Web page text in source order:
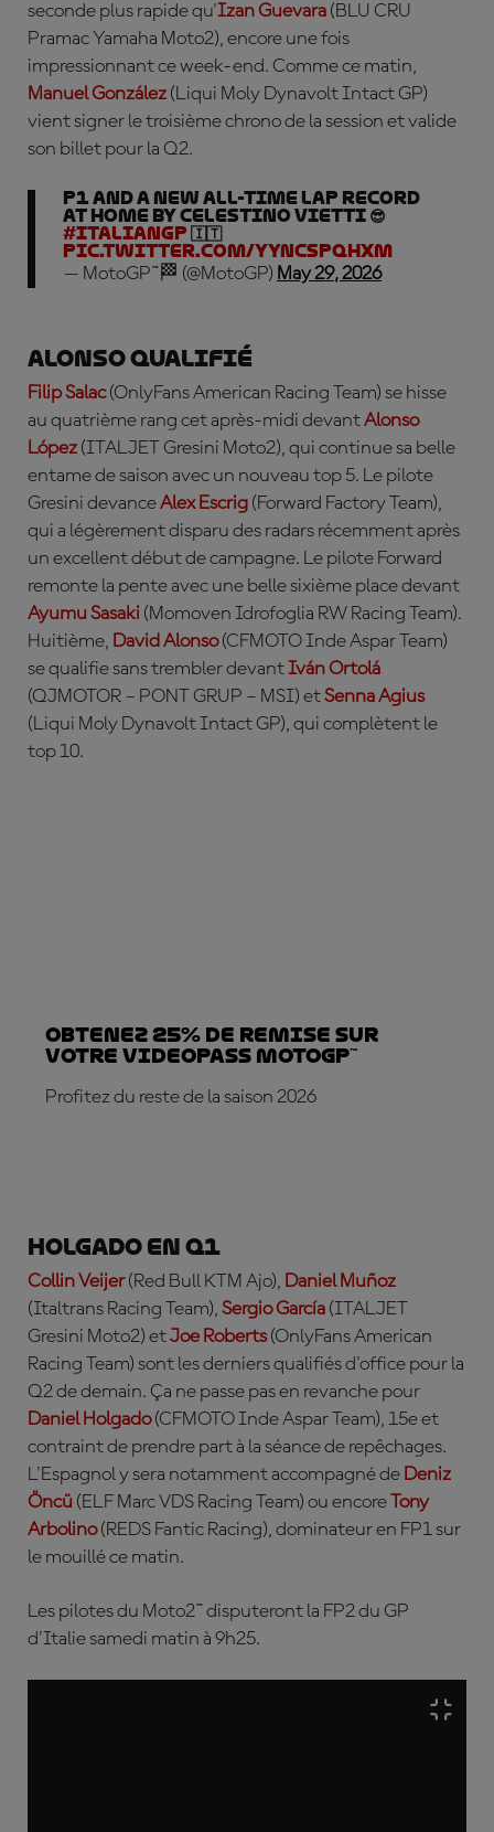
seconde plus rapide qu'Izan Guevara (BLU CRU
Pramac Yamaha Moto2), encore une fois
impressionnant ce week-end. Comme ce matin,
Manuel González (Liqui Moly Dynavolt Intact GP)
vient signer le troisième chrono de la session et valide
son billet pour la Q2.
P1 and a new all-time lap record
at home by Celestino Vietti 😎
#ItalianGP 🇮🇹
pic.twitter.com/yYncSpqhxM
— MotoGP™🏁 (@MotoGP) May 29, 2026
Alonso qualifié
Filip Salac(OnlyFans American Racing Team) se hisse
au quatrième rang cet après-midi devantAlonso
López (ITALJET Gresini Moto2), qui continue sa belle
entame de saison avec un nouveau top 5. Le pilote
Gresini devanceAlex Escrig (Forward Factory Team),
qui a légèrement disparu des radars récemment après
un excellent début de campagne. Le pilote Forward
remonte la pente avec une belle sixième place devant
Ayumu Sasaki (Momoven Idrofoglia RW Racing Team).
Huitième, David Alonso(CFMOTO Inde Aspar Team)
se qualifie sans trembler devantIván Ortolá
(QJMOTOR – PONT GRUP – MSI) etSenna Agius
(Liqui Moly Dynavolt Intact GP), qui complètent le
top 10.
Obtenez 25% de REMISE sur
votre VideoPass MotoGP™
Profitez du reste de la saison 2026
Holgado en Q1
Collin Veijer(Red Bull KTM Ajo), Daniel Muñoz
(Italtrans Racing Team), Sergio García (ITALJET
Gresini Moto2) etJoe Roberts(OnlyFans American
Racing Team) sont les derniers qualifiés d'office pour la
Q2 de demain. Ça ne passe pas en revanche pour
Daniel Holgado(CFMOTO Inde Aspar Team), 15e et
contraint de prendre part à la séance de repêchages.
L'Espagnol y sera notamment accompagné de Deniz
Öncü (ELF Marc VDS Racing Team) ou encoreTony
Arbolino(REDS Fantic Racing), dominateur en FP1 sur
le mouillé ce matin.
Les pilotes du Moto2™ disputeront la FP2 du GP
d'Italie samedi matin à 9h25.